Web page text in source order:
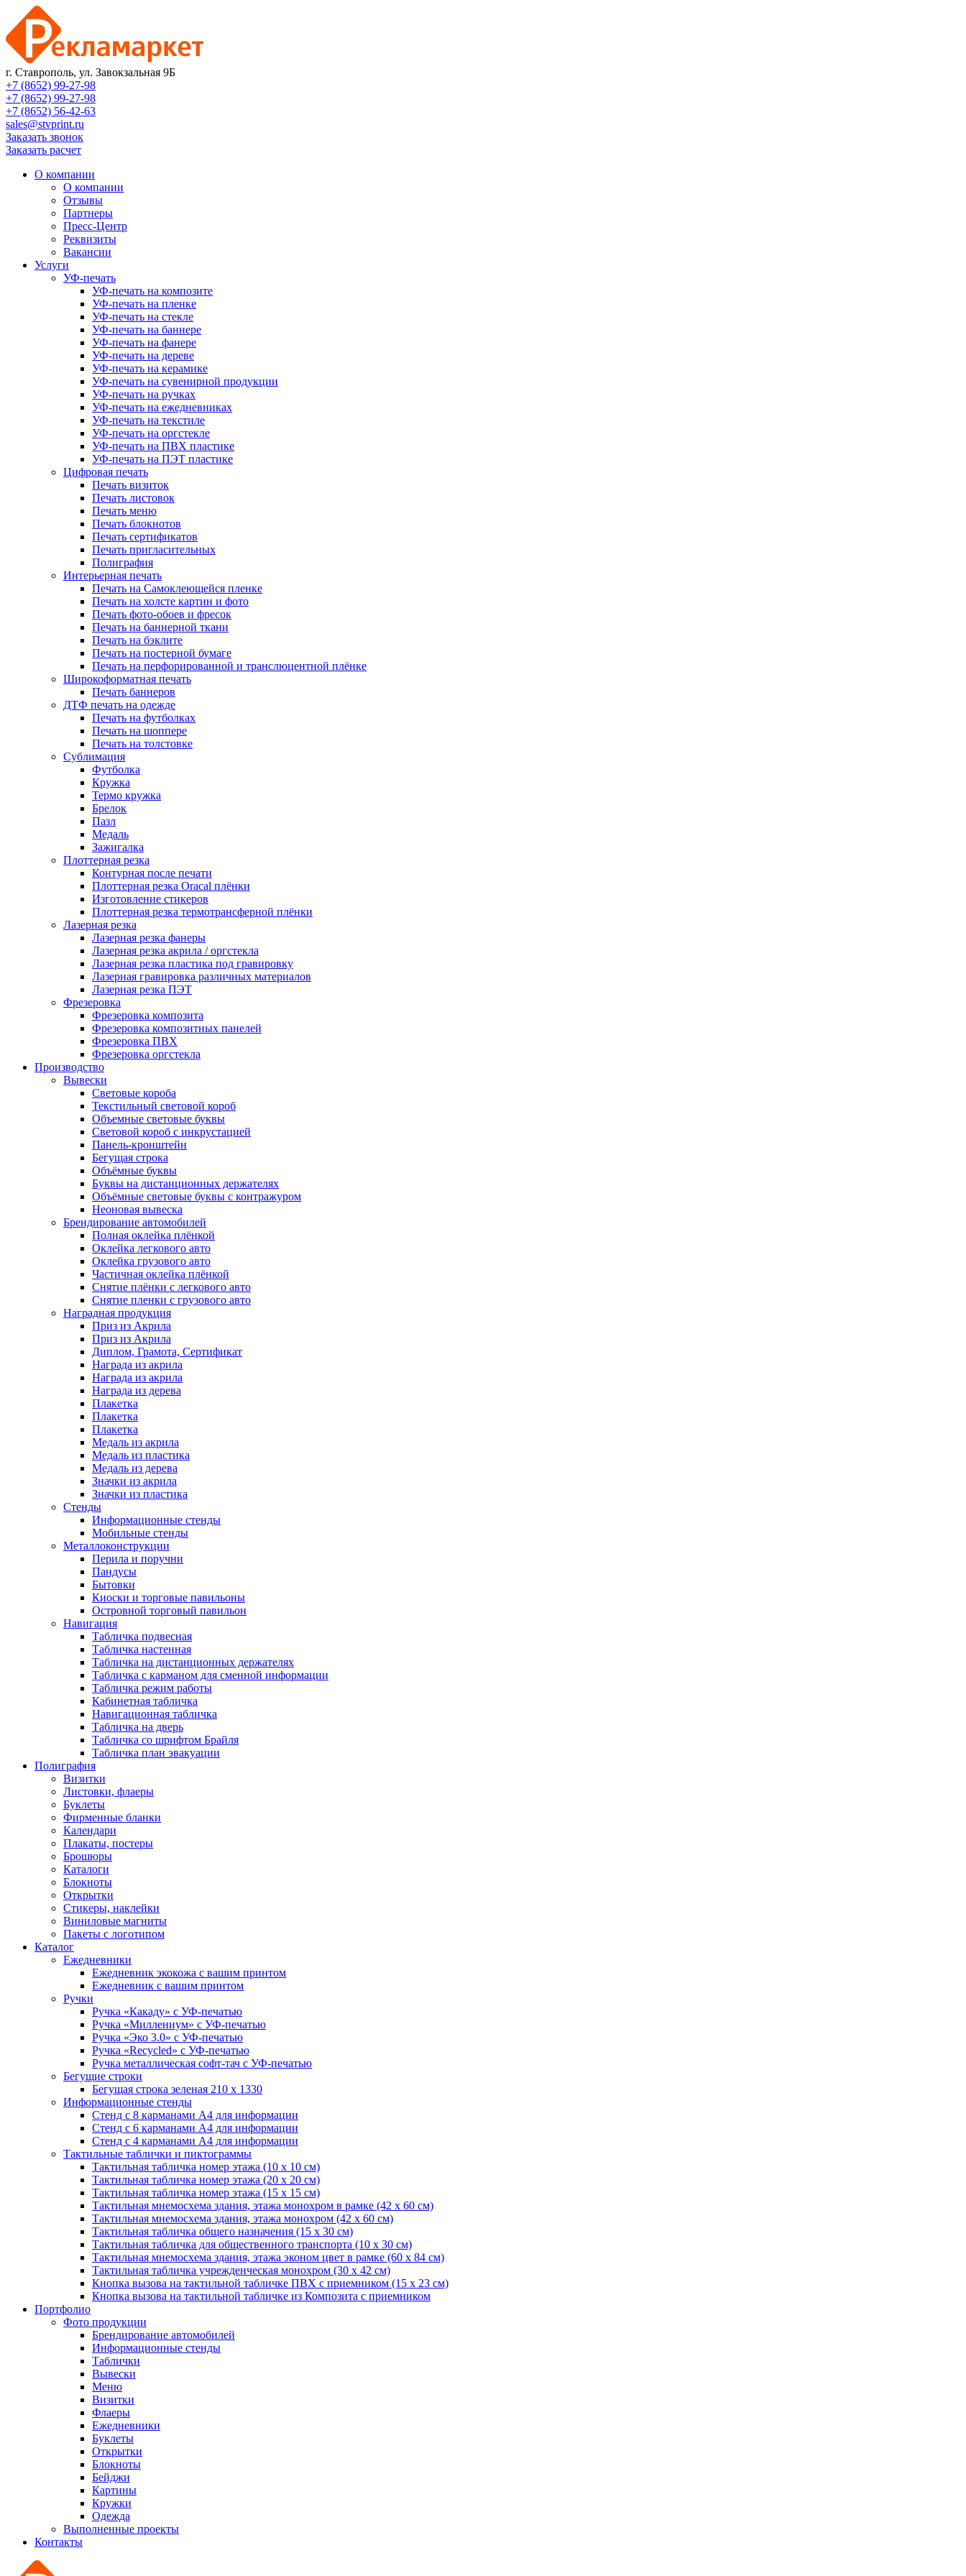
г. Ставрополь, ул. Завокзальная 9Б
+7 (8652) 99-27-98
+7 (8652) 99-27-98
+7 (8652) 56-42-63
sales@stvprint.ru
Заказать звонок
Заказать расчет
О компании
О компании
Отзывы
Партнеры
Пресс-Центр
Реквизиты
Вакансии
Услуги
УФ-печать
УФ-печать на композите
УФ-печать на пленке
УФ-печать на стекле
УФ-печать на баннере
УФ-печать на фанере
УФ-печать на дереве
УФ-печать на керамике
УФ-печать на сувенирной продукции
УФ-печать на ручках
УФ-печать на ежедневниках
УФ-печать на текстиле
УФ-печать на оргстекле
УФ-печать на ПВХ пластике
УФ-печать на ПЭТ пластике
Цифровая печать
Печать визиток
Печать листовок
Печать меню
Печать блокнотов
Печать сертификатов
Печать пригласительных
Полиграфия
Интерьерная печать
Печать на Самоклеющейся пленке
Печать на холсте картин и фото
Печать фото-обоев и фресок
Печать на баннерной ткани
Печать на бэклите
Печать на постерной бумаге
Печать на перфорированной и транслюцентной плёнке
Широкоформатная печать
Печать баннеров
ДТФ печать на одежде
Печать на футболках
Печать на шоппере
Печать на толстовке
Сублимация
Футболка
Кружка
Термо кружка
Брелок
Пазл
Медаль
Зажигалка
Плоттерная резка
Контурная после печати
Плоттерная резка Oracal плёнки
Изготовление стикеров
Плоттерная резка термотрансферной плёнки
Лазерная резка
Лазерная резка фанеры
Лазерная резка акрила / оргстекла
Лазерная резка пластика под гравировку
Лазерная гравировка различных материалов
Лазерная резка ПЭТ
Фрезеровка
Фрезеровка композита
Фрезеровка композитных панелей
Фрезеровка ПВХ
Фрезеровка оргстекла
Производство
Вывески
Световые короба
Текстильный световой короб
Объемные световые буквы
Световой короб с инкрустацией
Панель-кронштейн
Бегущая строка
Объёмные буквы
Буквы на дистанционных держателях
Объёмные световые буквы с контражуром
Неоновая вывеска
Брендирование автомобилей
Полная оклейка плёнкой
Оклейка легкового авто
Оклейка грузового авто
Частичная оклейка плёнкой
Снятие плёнки с легкового авто
Снятие пленки с грузового авто
Наградная продукция
Приз из Акрила
Приз из Акрила
Диплом, Грамота, Сертификат
Награда из акрила
Награда из акрила
Награда из дерева
Плакетка
Плакетка
Плакетка
Медаль из акрила
Медаль из пластика
Медаль из дерева
Значки из акрила
Значки из пластика
Cтенды
Информационные стенды
Мобильные стенды
Металлоконструкции
Перила и поручни
Пандусы
Бытовки
Киоски и торговые павильоны
Островной торговый павильон
Навигация
Табличка подвесная
Табличка настенная
Табличка на дистанционных держателях
Табличка с карманом для сменной информации
Табличка режим работы
Кабинетная табличка
Навигационная табличка
Табличка на дверь
Табличка со шрифтом Брайля
Табличка план эвакуации
Полиграфия
Визитки
Листовки, флаеры
Буклеты
Фирменные бланки
Календари
Плакаты, постеры
Брошюры
Каталоги
Блокноты
Открытки
Стикеры, наклейки
Виниловые магниты
Пакеты с логотипом
Каталог
Ежедневники
Ежедневник экокожа с вашим принтом
Ежедневник с вашим принтом
Ручки
Ручка «Какаду» с УФ-печатью
Ручка «Миллениум» с УФ-печатью
Ручка «Эко 3.0» с УФ-печатью
Ручка «Recycled» с УФ-печатью
Ручка металлическая софт-тач с УФ-печатью
Бегущие строки
Бегущая строка зеленая 210 х 1330
Информационные стенды
Стенд с 8 карманами А4 для информации
Стенд с 6 карманами А4 для информации
Стенд с 4 карманами А4 для информации
Тактильные таблички и пиктограммы
Тактильная табличка номер этажа (10 x 10 см)
Тактильная табличка номер этажа (20 x 20 см)
Тактильная табличка номер этажа (15 х 15 см)
Тактильная мнемосхема здания, этажа монохром в рамке (42 х 60 см)
Тактильная мнемосхема здания, этажа монохром (42 х 60 см)
Тактильная табличка общего назначения (15 x 30 см)
Тактильная табличка для общественного транспорта (10 x 30 см)
Тактильная мнемосхема здания, этажа эконом цвет в рамке (60 х 84 см)
Тактильная табличка учрежденческая монохром (30 х 42 см)
Кнопка вызова на тактильной табличке ПВХ с приемником (15 х 23 см)
Кнопка вызова на тактильной табличке из Композита с приемником
Портфолио
Фото продукции
Брендирование автомобилей
Информационные стенды
Таблички
Вывески
Меню
Визитки
Флаеры
Ежедневники
Буклеты
Открытки
Блокноты
Бейджи
Картины
Кружки
Одежда
Выполненные проекты
Контакты